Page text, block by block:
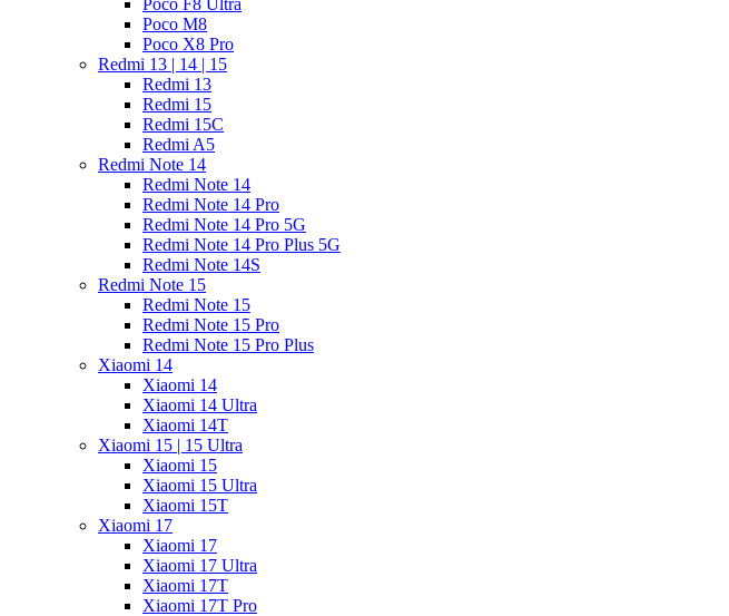
Poco M8
Poco X8 Pro
Redmi 13 | 14 | 15
Redmi 13
Redmi 15
Redmi 15C
Redmi A5
Redmi Note 14
Redmi Note 14
Redmi Note 14 Pro
Redmi Note 14 Pro 5G
Redmi Note 14 Pro Plus 5G
Redmi Note 14S
Redmi Note 15
Redmi Note 15
Redmi Note 15 Pro
Redmi Note 15 Pro Plus
Xiaomi 14
Xiaomi 14
Xiaomi 14 Ultra
Xiaomi 14T
Xiaomi 15 | 15 Ultra
Xiaomi 15
Xiaomi 15 Ultra
Xiaomi 15T
Xiaomi 17
Xiaomi 17
Xiaomi 17 Ultra
Xiaomi 17T
Xiaomi 17T Pro